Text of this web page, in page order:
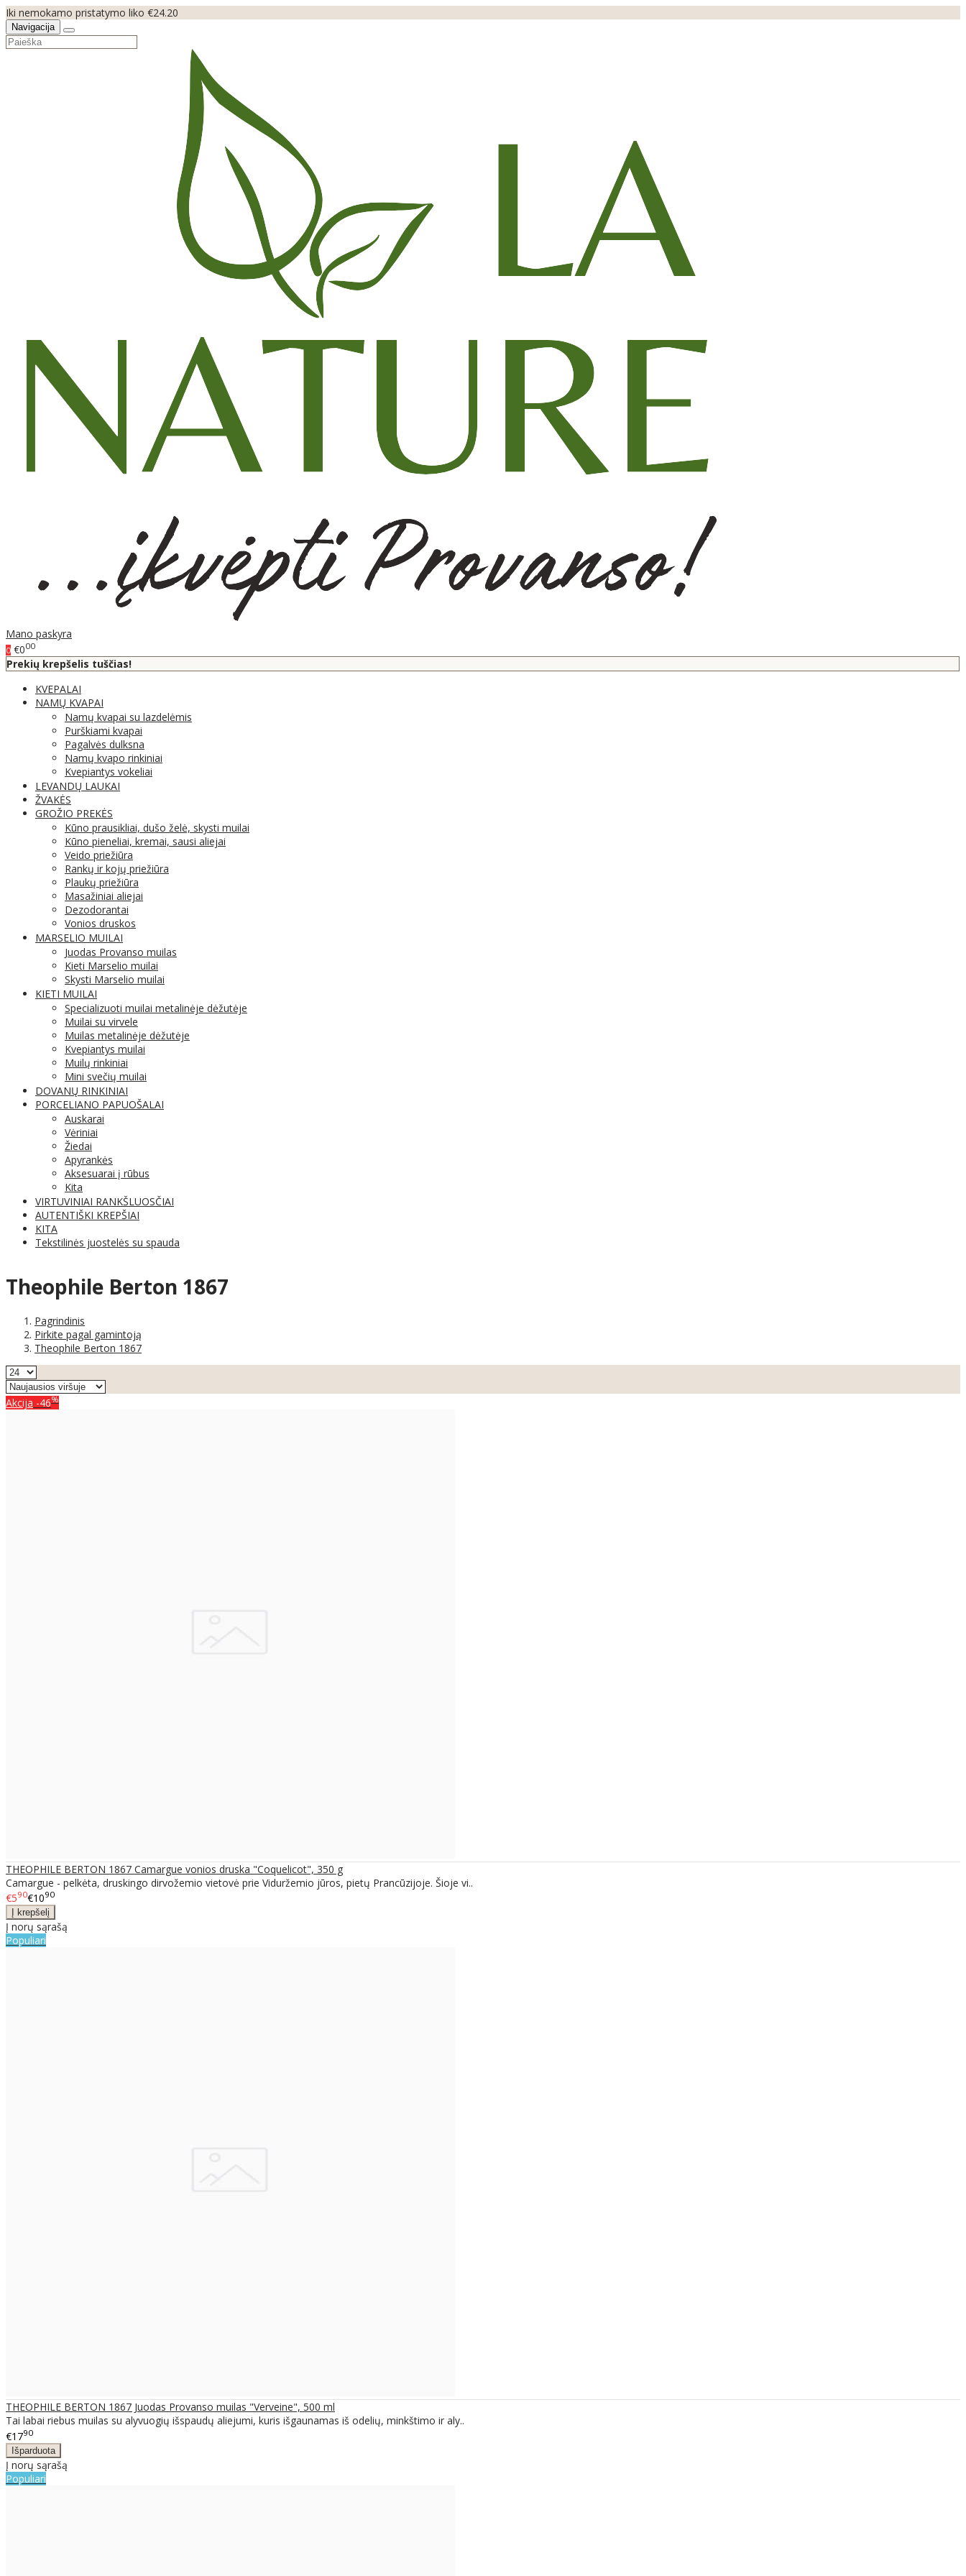
Iki nemokamo pristatymo liko €24.20
Navigacija
Mano paskyra
0 €000
Prekių krepšelis tuščias!
KVEPALAI
NAMŲ KVAPAI
Namų kvapai su lazdelėmis
Purškiami kvapai
Pagalvės dulksna
Namų kvapo rinkiniai
Kvepiantys vokeliai
LEVANDŲ LAUKAI
ŽVAKĖS
GROŽIO PREKĖS
Kūno prausikliai, dušo želė, skysti muilai
Kūno pieneliai, kremai, sausi aliejai
Veido priežiūra
Rankų ir kojų priežiūra
Plaukų priežiūra
Masažiniai aliejai
Dezodorantai
Vonios druskos
MARSELIO MUILAI
Juodas Provanso muilas
Kieti Marselio muilai
Skysti Marselio muilai
KIETI MUILAI
Specializuoti muilai metalinėje dėžutėje
Muilai su virvele
Muilas metalinėje dėžutėje
Kvepiantys muilai
Muilų rinkiniai
Mini svečių muilai
DOVANŲ RINKINIAI
PORCELIANO PAPUOŠALAI
Auskarai
Vėriniai
Žiedai
Apyrankės
Aksesuarai į rūbus
Kita
VIRTUVINIAI RANKŠLUOSČIAI
AUTENTIŠKI KREPŠIAI
KITA
Tekstilinės juostelės su spauda
Theophile Berton 1867
Pagrindinis
Pirkite pagal gamintoją
Theophile Berton 1867
Akcija -46%
THEOPHILE BERTON 1867 Camargue vonios druska "Coquelicot", 350 g
Camargue - pelkėta, druskingo dirvožemio vietovė prie Viduržemio jūros, pietų Prancūzijoje. Šioje vi..
€590€1090
Į norų sąrašą
Populiari
THEOPHILE BERTON 1867 Juodas Provanso muilas "Verveine", 500 ml
Tai labai riebus muilas su alyvuogių išspaudų aliejumi, kuris išgaunamas iš odelių, minkštimo ir aly..
€1790
Į norų sąrašą
Populiari